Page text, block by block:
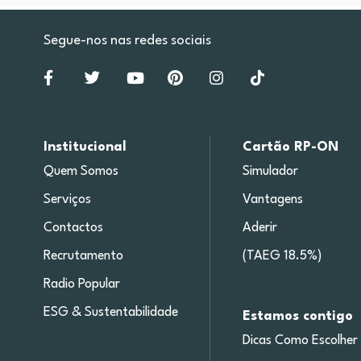
Segue-nos nas redes sociais
Institucional
Quem Somos
Serviços
Contactos
Recrutamento
Radio Popular
ESG & Sustentabilidade
Cartão RP-ON
Simulador
Vantagens
Aderir
(TAEG 18.5%)
Estamos contigo
Dicas Como Escolher